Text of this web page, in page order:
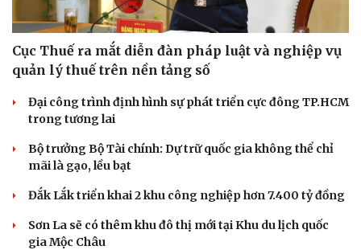
Thể thao
Bóng đá
Lịch thi đấu bóng đá
Thế giới thể thao
Hậu trường
Ô tô - Xe máy
Xe máy
Tư vấn
Cục Thuế ra mắt diễn đàn pháp luật và nghiệp vụ
quản lý thuế trên nền tảng số
Đại công trình định hình sự phát triển cực đông TP.HCM
trong tương lai
Bộ trưởng Bộ Tài chính: Dự trữ quốc gia không thể chỉ
mãi là gạo, lều bạt
Đắk Lắk triển khai 2 khu công nghiệp hơn 7.400 tỷ đồng
Sơn La sẽ có thêm khu đô thị mới tại Khu du lịch quốc
gia Mộc Châu